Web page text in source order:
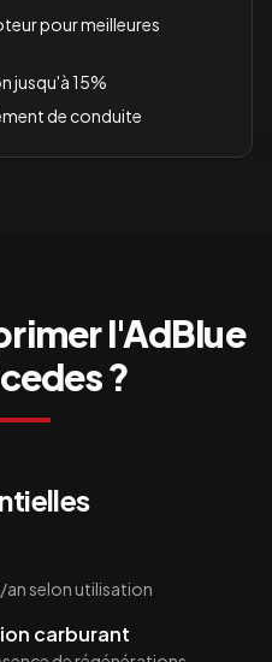
pour meilleures
jusqu'à 15%
de conduite
l'AdBlue
?
selon utilisation
carburant